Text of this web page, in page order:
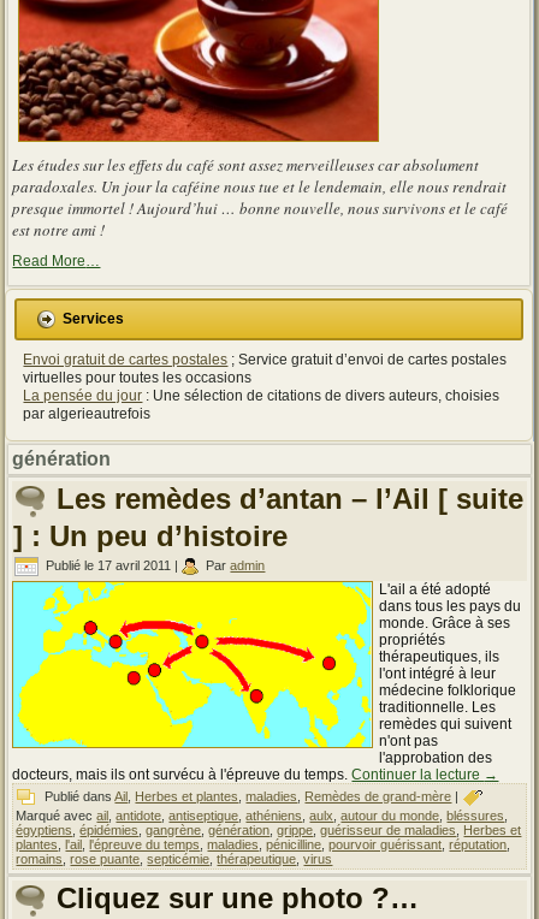
Les études sur les effets du café sont assez merveilleuses car absolument
paradoxales. Un jour la caféine nous tue et le lendemain, elle nous rendrait
presque immortel ! Aujourd’hui … bonne nouvelle, nous survivons et le café
est notre ami !
Read More
effets
du
café
sont
assez
merveilleuses
car
absolument
…
Services
Envoi gratuit de cartes postales ; Service gratuit d’envoi de cartes postales
virtuelles pour toutes les occasions
La pensée du jour : Une sélection de citations de divers auteurs, choisies
par algerieautrefois
génération
Les remèdes d’antan – l’Ail [ suite
] : Un peu d’histoire
Publié le 17 avril 2011 | Par admin
L'ail a été adopté
dans tous les pays du
monde. Grâce à ses
propriétés
thérapeutiques, ils
l'ont intégré à leur
médecine folklorique
traditionnelle. Les
remèdes qui suivent
n'ont pas
l'approbation des
docteurs, mais ils ont survécu à l'épreuve du temps.Continuer la lecture →
Publié dans Ail Herbes et plantes ,maladies Remèdes de grand-mère |
Marqué avec ail ,antidote ,antiseptique ,athéniens ,aulx ,autour du monde ,bléssures
égyptiens ,épidémies ,gangrène ,génération ,grippe ,guérisseur de maladies
Herbes et
plantes ,l'ail ,l'épreuve du temps ,maladies ,pénicilline ,pourvoir guérissant ,réputation
romains ,rose puante ,septicémie ,thérapeutique ,virus
Cliquez sur une photo ?…